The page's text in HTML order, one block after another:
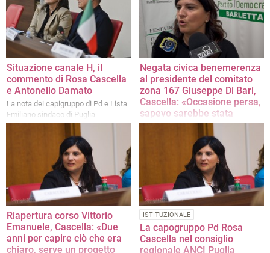
Situazione canale H, il
commento di Rosa Cascella
e Antonello Damato
La nota dei capigruppo di Pd e Lista
Emiliano sindaco di Puglia
Negata civica benemerenza
al presidente del comitato
zona 167 Giuseppe Di Bari,
Cascella: «Occasione persa,
sapevo sarebbe stata
bocciata»
La nota della capogruppo Pd in
consiglio comunale
Riapertura corso Vittorio
Emanuele, Cascella: «Due
anni per capire ciò che era
chiaro, serve un progetto
ISTITUZIONALE
La capogruppo Pd Rosa
Cascella nel consiglio
regionale ANCI Puglia